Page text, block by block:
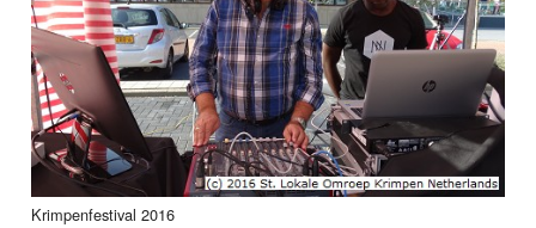
Krimpenfestival 2016